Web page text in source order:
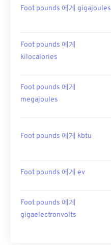
Foot pounds 에게 gigajoules
Foot pounds 에게
kilocalories
Foot pounds 에게
megajoules
Foot pounds 에게 kbtu
Foot pounds 에게 ev
Foot pounds 에게
gigaelectronvolts